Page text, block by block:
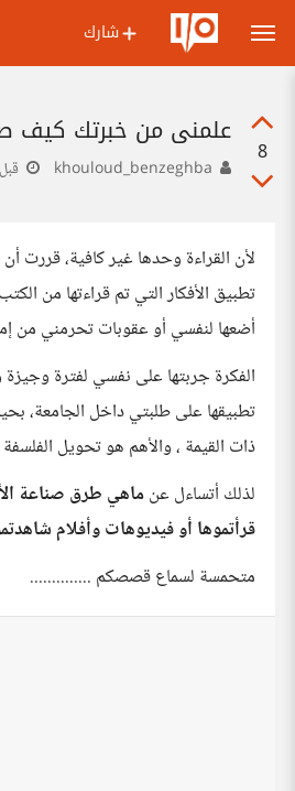
شارك
8
علمني من خبرتك كيف
لأن القراءة وحدها غير كافية، قررت
تطبيق الأفكار التي تم قراءتها من
أضعها لنفسي أو عقوبات تحرمني من
الفكرة جربتها على نفسي لفترة
تطبيقها على طلبتي داخل الجامعة،
ذات القيمة ، والأهم هو تحويل
لذلك أتساءل عنماهي طرق صناعة
قرأتموها أو فيديوهات وأفلام
متحمسة لسماع قصصكم ..............